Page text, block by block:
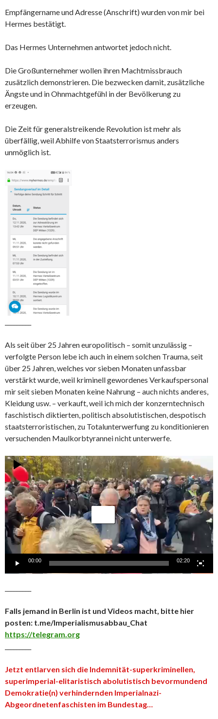
Empfängername und Adresse (Anschrift) wurden von mir bei
Hermes bestätigt.
Das Hermes Unternehmen antwortet jedoch nicht.
Die Großunternehmer wollen ihren Machtmissbrauch
zusätzlich demonstrieren. Die bezwecken damit, zusätzliche
Ängste und in Ohnmachtgefühl in der Bevölkerung zu
erzeugen.
Die Zeit für generalstreikende Revolution ist mehr als
überfällig, weil Abhilfe von Staatsterrorismus anders
unmöglich ist.
Als seit über 25 Jahren europolitisch – somit unzulässig –
verfolgte Person lebe ich auch in einem solchen Trauma, seit
über 25 Jahren, welches vor sieben Monaten unfassbar
verstärkt wurde, weil kriminell gewordenes Verkaufspersonal
mir seit sieben Monaten keine Nahrung – auch nichts anderes,
Kleidung usw. – verkauft, weil ich mich der konzerntechnisch
faschistisch diktierten, politisch absolutistischen, despotisch
staatsterroristischen, zu Totalunterwerfung zu konditionieren
versuchenden Maulkorbtyrannei nicht unterwerfe.
Video-
Player
00:00 02:20
Falls jemand in Berlin ist und Videos macht, bitte hier
posten: t.me/Imperialismusabbau_Chat
https://telegram.org
Jetzt entlarven sich die Indemnität-superkriminellen,
superimperial-elitaristisch abolutistisch bevormundend
Demokratie(n) verhindernden Imperialnazi-
Abgeordnetenfaschisten im Bundestag…